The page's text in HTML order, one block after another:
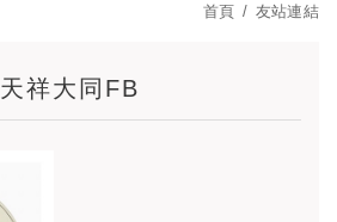
首頁 友站連結
天祥大同FB